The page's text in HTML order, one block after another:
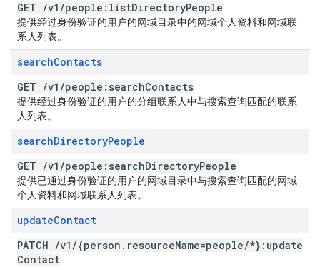
GET /v1 /people:listDirectoryPeople
提供经过身份验证的用户的网域目录中的网域个人资料和网域联
系人列表。
searchContacts
GET /v1 /people:searchContacts
提供经过身份验证的用户的分组联系人中与搜索查询匹配的联系
人列表。
searchDirectoryPeople
GET /v1 /people:searchDirectoryPeople
提供已通过身份验证的用户的网域目录中与搜索查询匹配的网域
个人资料和网域联系人列表。
updateContact
PATCH /v1 /{person . resourceName=people/*}:update
Contact